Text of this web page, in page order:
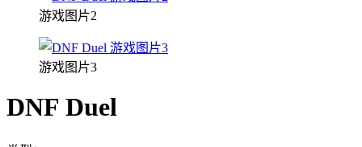
游戏图片2
游戏图片3
DNF Duel